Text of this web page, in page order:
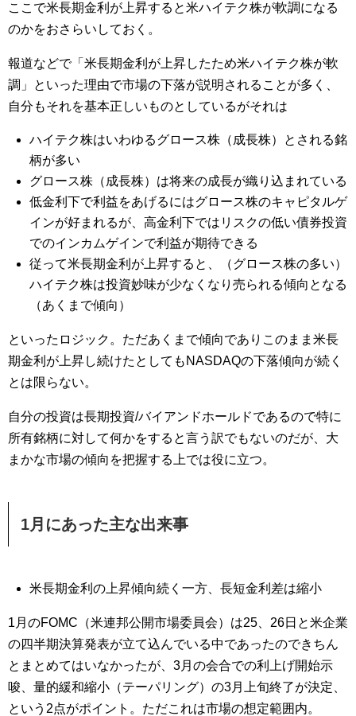
ここで米長期金利が上昇すると米ハイテク株が軟調になる
のかをおさらいしておく。
報道などで「米長期金利が上昇したため米ハイテク株が軟
調」といった理由で市場の下落が説明されることが多く、
自分もそれを基本正しいものとしているがそれは
ハイテク株はいわゆるグロース株（成長株）とされる銘
柄が多い
グロース株（成長株）は将来の成長が織り込まれている
低金利下で利益をあげるにはグロース株のキャピタルゲ
インが好まれるが、高金利下ではリスクの低い債券投資
でのインカムゲインで利益が期待できる
従って米長期金利が上昇すると、（グロース株の多い）
ハイテク株は投資妙味が少なくなり売られる傾向となる
（あくまで傾向）
といったロジック。ただあくまで傾向でありこのまま米長
期金利が上昇し続けたとしてもNASDAQの下落傾向が続く
とは限らない。
自分の投資は長期投資/バイアンドホールドであるので特に
所有銘柄に対して何かをすると言う訳でもないのだが、大
まかな市場の傾向を把握する上では役に立つ。
1月にあった主な出来事
米長期金利の上昇傾向続く一方、長短金利差は縮小
1月のFOMC（米連邦公開市場委員会）は25、26日と米企業
の四半期決算発表が立て込んでいる中であったのできちん
とまとめてはいなかったが、3月の会合での利上げ開始示
唆、量的緩和縮小（テーパリング）の3月上旬終了が決定、
という2点がポイント。ただこれは市場の想定範囲内。